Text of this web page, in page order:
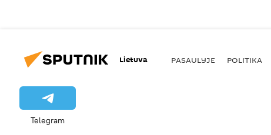
Lietuva PASAULYJE POLITIKA
Telegram